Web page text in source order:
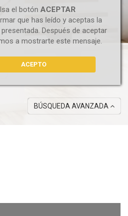
el botón ACEPTAR
que has leído y aceptas la
Después de aceptar
a mostrarte este mensaje.
ACEPTO
BÚSQUEDA AVANZADA